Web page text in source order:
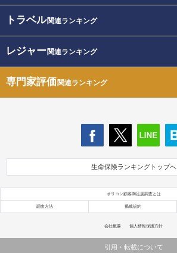
トラベル関連ランキング
レジャー関連ランキング
専門家評価関連ランキング
生命保険ランキングトップへ
オリコン顧客満足度調査とは
調査方法 掲載規約
会社概要 個人情報保護方針
引用・転載について